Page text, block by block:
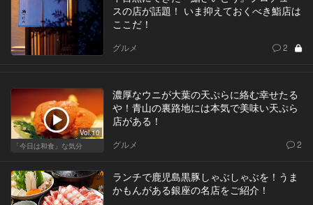
スの店が話題！ いま抑えておくべき鮨店は
ここだ！
グルメ 2
Vol.10
「今日は和食」な気分
濃厚なウニが大葉の天ぷらに絡む幸せたる
や！青山の裏路地には本気で美味い天ぷら
店がある！
グルメ 2
ランチで鹿児島黒豚しゃぶしゃぶを！うま
かもんがある銀座の名店をご紹介！